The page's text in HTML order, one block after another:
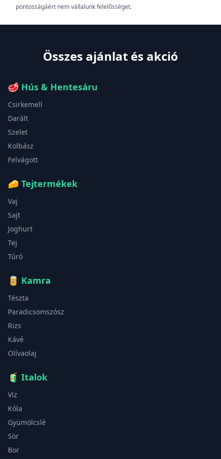
pontosságáért nem vállalunk felelősséget.
Összes ajánlat és akció
🥩 Hús & Hentesáru
Csirkemell
Darált
Szelet
Kolbász
Felvágott
🧀 Tejtermékek
Vaj
Sajt
Joghurt
Tej
Túró
🥫 Kamra
Tészta
Paradicsomszósz
Rizs
Kávé
Olívaolaj
🧃 Italok
Víz
Kóla
Gyümölcslé
Sör
Bor